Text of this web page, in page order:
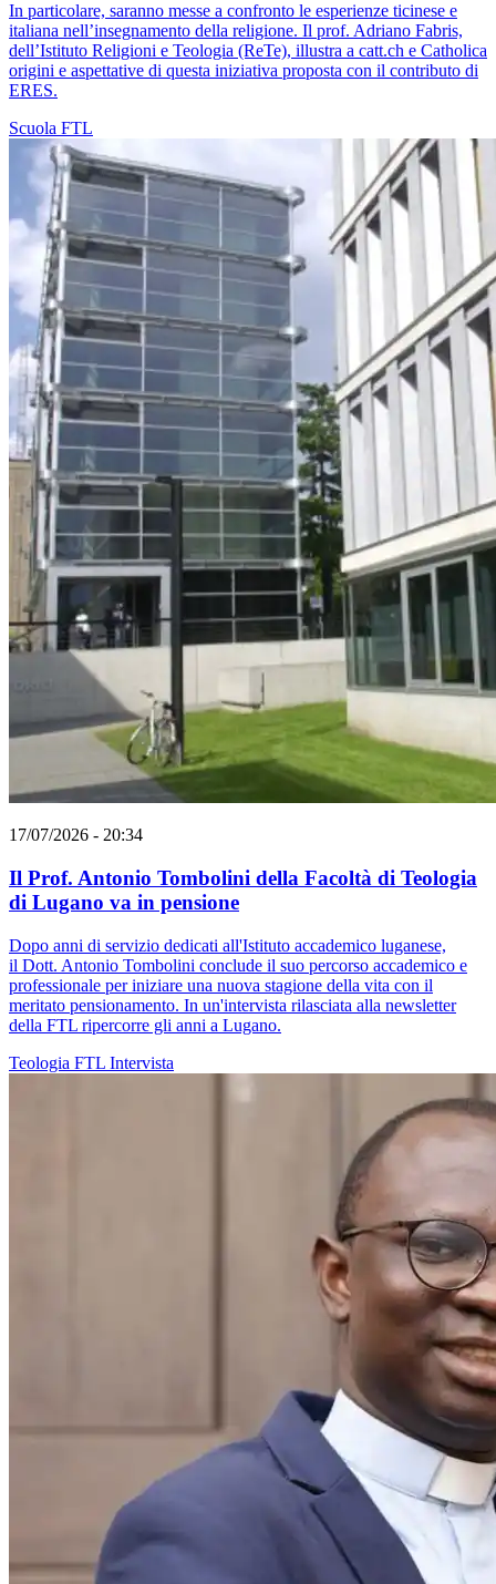
In particolare, saranno messe a confronto le esperienze ticinese e
italiana nell’insegnamento della religione. Il prof. Adriano Fabris,
dell’Istituto Religioni e Teologia (ReTe), illustra a catt.ch e Catholica
origini e aspettative di questa iniziativa proposta con il contributo di
ERES.
Scuola FTL
17/07/2026 - 20:34
Il Prof. Antonio Tombolini della Facoltà di Teologia
di Lugano va in pensione
Dopo anni di servizio dedicati all'Istituto accademico luganese,
il Dott. Antonio Tombolini conclude il suo percorso accademico e
professionale per iniziare una nuova stagione della vita con il
meritato pensionamento. In un'intervista rilasciata alla newsletter
della FTL ripercorre gli anni a Lugano.
Teologia FTL Intervista